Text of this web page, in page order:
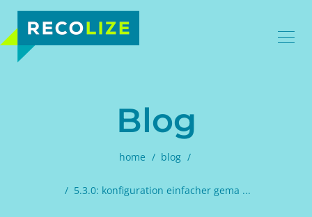
Blog
home blog
5.3.0: konfiguration einfacher gema ...